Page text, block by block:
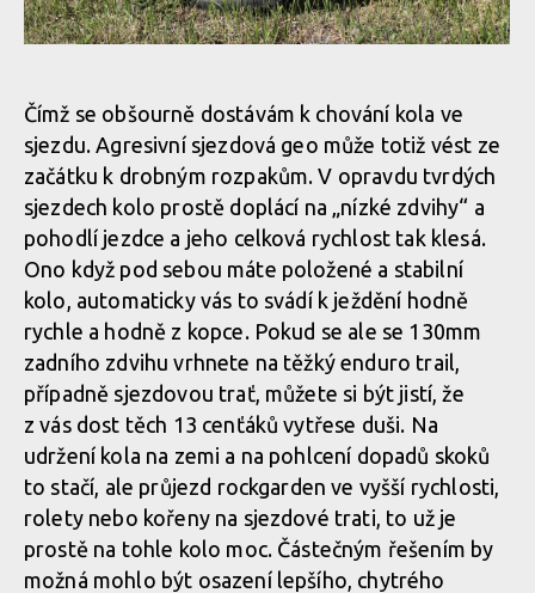
Test: Whyte T130 - trailbike, co si jede ve vlastní kategorii
Test: Whyte T130 - trailbike, co si jede ve vlastní kategorii
Test: Whyte T130 - trailbike, co si jede ve vlastní kategorii
Test: Whyte T130 - trailbike, co si jede ve vlastní kategorii
Čímž se obšourně dostávám k chování kola ve
sjezdu. Agresivní sjezdová geo může totiž vést ze
začátku k drobným rozpakům. V opravdu tvrdých
sjezdech kolo prostě doplácí na „nízké zdvihy“ a
pohodlí jezdce a jeho celková rychlost tak klesá.
Ono když pod sebou máte položené a stabilní
kolo, automaticky vás to svádí k ježdění hodně
rychle a hodně z kopce. Pokud se ale se 130mm
zadního zdvihu vrhnete na těžký enduro trail,
případně sjezdovou trať, můžete si být jistí, že
z vás dost těch 13 cenťáků vytřese duši. Na
udržení kola na zemi a na pohlcení dopadů skoků
to stačí, ale průjezd rockgarden ve vyšší rychlosti,
rolety nebo kořeny na sjezdové trati, to už je
prostě na tohle kolo moc. Částečným řešením by
možná mohlo být osazení lepšího, chytrého